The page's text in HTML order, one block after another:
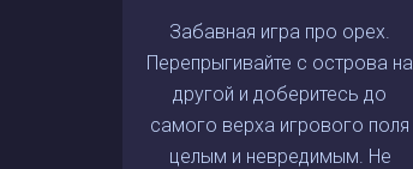
Забавная игра про орех.
Перепрыгивайте с острова на
другой и доберитесь до
самого верха игрового поля
целым и невредимым. Не